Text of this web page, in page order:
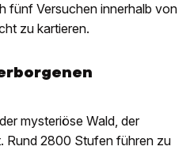
fünf Versuchen innerhalb von
zu kartieren.
mysteriöse Wald, der
Rund 2800 Stufen führen zu